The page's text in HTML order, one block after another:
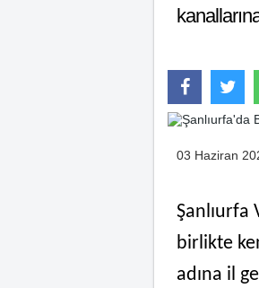
03 Haziran
Şanlıurfa
birlikte
adına il